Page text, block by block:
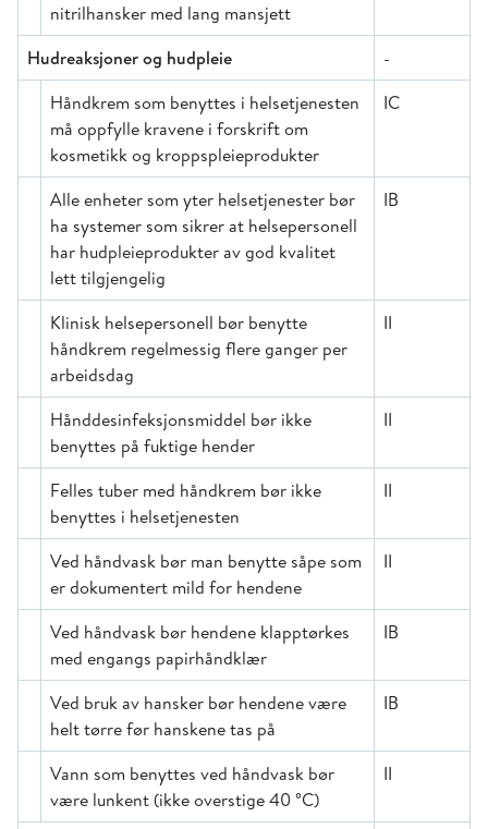
nitrilhansker med lang mansjett
Hudreaksjoner og hudpleie
-
Håndkrem som benyttes i helsetjenesten
må oppfylle kravene i forskrift om
kosmetikk og kroppspleieprodukter
IC
Alle enheter som yter helsetjenester bør
ha systemer som sikrer at helsepersonell
har hudpleieprodukter av god kvalitet
lett tilgjengelig
IB
Klinisk helsepersonell bør benytte
håndkrem regelmessig flere ganger per
arbeidsdag
II
Hånddesinfeksjonsmiddel bør ikke
benyttes på fuktige hender
II
Felles tuber med håndkrem bør ikke
benyttes i helsetjenesten
II
Ved håndvask bør man benytte såpe som
er dokumentert mild for hendene
II
Ved håndvask bør hendene klapptørkes
med engangs papirhåndklær
IB
Ved bruk av hansker bør hendene være
helt tørre før hanskene tas på
IB
Vann som benyttes ved håndvask bør
være lunkent (ikke overstige 40 °C)
II